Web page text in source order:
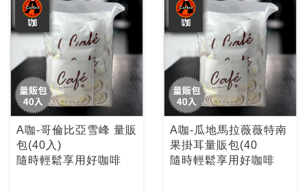
A咖-哥倫比亞雪峰 量販
包(40入)
隨時輕鬆享用好咖啡
A咖-瓜地馬拉薇薇特南
果掛耳量販包(40
隨時輕鬆享用好咖啡